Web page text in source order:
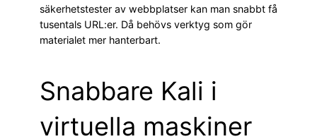
säkerhetstester av webbplatser kan man snabbt få
tusentals URL:er. Då behövs verktyg som gör
materialet mer hanterbart.
Snabbare Kali i
virtuella maskiner